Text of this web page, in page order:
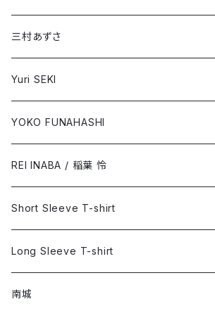
REI INABA / 稲葉 怜
Long Sleeve T-shirt
Short Sleeve T-shirt
Long Sleeve T-shirt
三村あずさ
Short Sleeve T-shirt
Long Sleeve T-shirt
「ブルーサイド」
「あなたの癒し」
Yuri SEKI
Short Sleeve T-shirt
Long Sleeve T-shirt
YOKO FUNAHASHI
Short Sleeve T-shirt
Long Sleeve T-shirt
REI INABA / 稲葉 怜
Short Sleeve T-shirt
Long Sleeve T-shirt
Short Sleeve T-shirt
Long Sleeve T-shirt
南城